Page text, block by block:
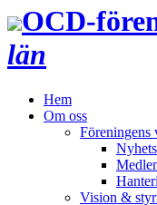
län
Hem
Om oss
Föreningens
Vision &